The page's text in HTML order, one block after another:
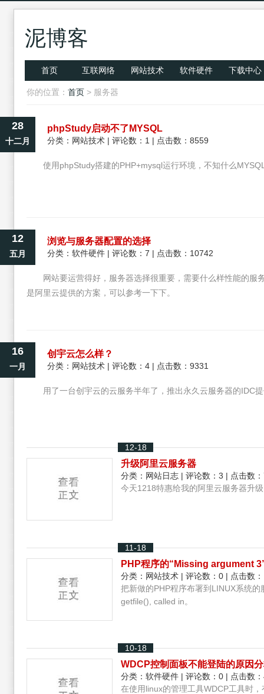
泥博客
首页 互联网络 网站技术 软件硬件 下载中心
你的位置： 首页 > 服务器
28
十二月
phpStudy启动不了MYSQL
分类： 网站技术 | 评论数：1 | 点击数：8559
使用phpStudy搭建的PHP+mysql运行环境，不知什么
12
五月
浏览与服务器配置的选择
分类： 软件硬件 | 评论数：7 | 点击数：10742
网站要运营得好，服务器选择很重要，需要什么样性能的服
是阿里云提供的方案，可以参考一下下。
16
一月
创宇云怎么样？
分类： 网站技术 | 评论数：4 | 点击数：9331
用了一台创宇云的云服务半年了，推出永久云服务器的IDC
12-18
升级阿里云服务器
分类： 网站日志 | 评论数：3 | 点击数
今天1218特惠给我的阿里云服务器升
11-18
PHP程序的“Missing argument
分类： 网站技术 | 评论数：0 | 点击数
把新做的PHP程序布署到LINUX系统
getfile(), called in。
10-18
WDCP控制面板不能登陆的原因
分类： 软件硬件 | 评论数：0 | 点击数
在使用linux的管理工具WDCP工具时